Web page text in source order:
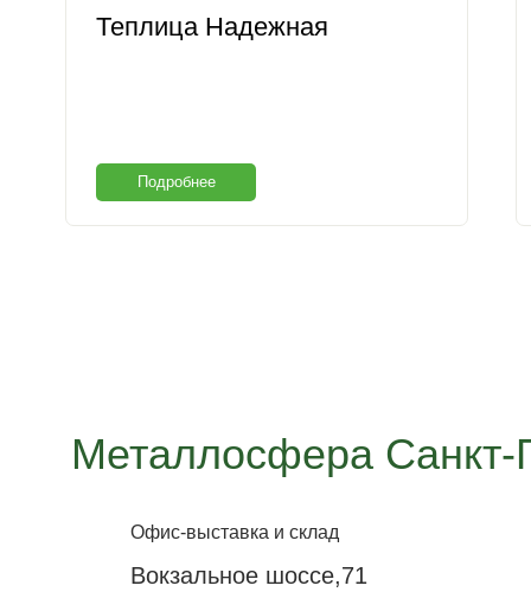
Теплица Надежная
Подробнее
Металлосфера Санкт-
Офис-выставка и склад
Вокзальное шоссе,71